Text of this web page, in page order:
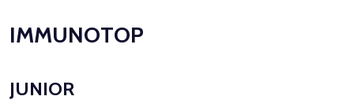
IMMUNOTOP
JUNIOR